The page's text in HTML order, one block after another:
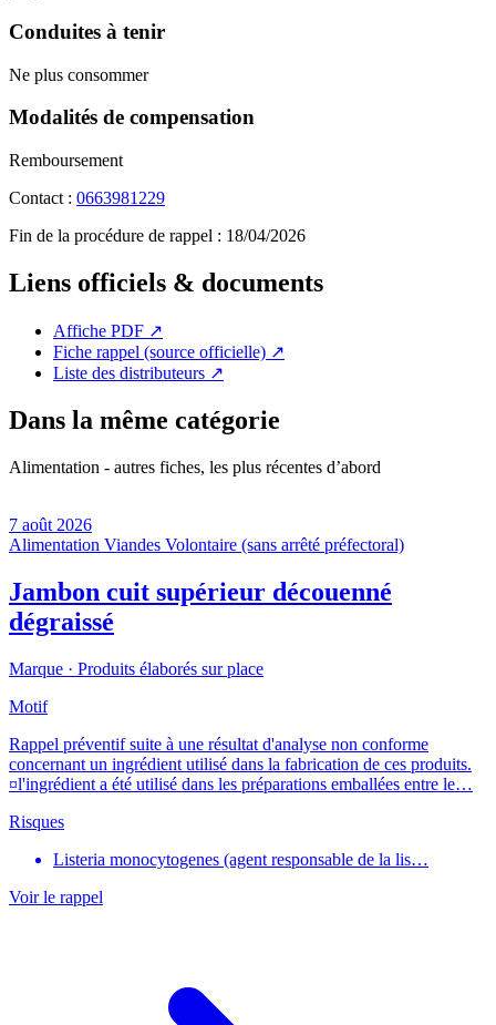
Conduites à tenir
Ne plus consommer
Modalités de compensation
Remboursement
Contact : 0663981229
Fin de la procédure de rappel : 18/04/2026
Liens officiels & documents
Affiche PDF ↗
Fiche rappel (source officielle) ↗
Liste des distributeurs ↗
Dans la même catégorie
Alimentation - autres fiches, les plus récentes d’abord
7 août 2026
Alimentation Viandes Volontaire (sans arrêté préfectoral)
Jambon cuit supérieur découenné
dégraissé
Marque · Produits élaborés sur place
Motif
Rappel préventif suite à une résultat d'analyse non conforme
concernant un ingrédient utilisé dans la fabrication de ces produits.
¤l'ingrédient a été utilisé dans les préparations emballées entre le…
Risques
Listeria monocytogenes (agent responsable de la lis…
Voir le rappel